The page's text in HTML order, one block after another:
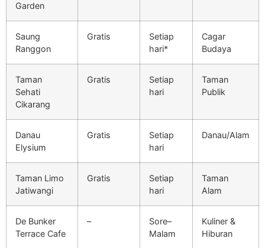
Garden
Saung
Ranggon
Gratis
Setiap
hari*
Cagar
Budaya
Taman
Sehati
Cikarang
Gratis
Setiap
hari
Taman
Publik
Danau
Elysium
Gratis
Setiap
hari
Danau/Alam
Taman Limo
Jatiwangi
Gratis
Setiap
hari
Taman
Alam
De Bunker
Terrace Cafe
–
Sore–
Malam
Kuliner &
Hiburan